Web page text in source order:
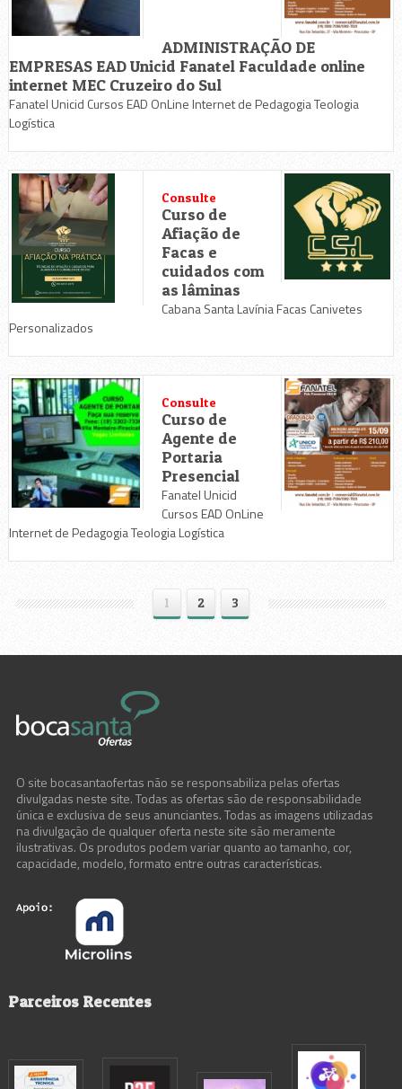
ADMINISTRAÇÃO DE
EMPRESAS EAD Unicid Fanatel Faculdade online
internet MEC Cruzeiro do Sul
Fanatel Unicid Cursos EAD OnLine Internet de Pedagogia Teologia
Logística
Consulte
Curso de
Afiação de
Facas e
cuidados com
as lâminas
Cabana Santa Lavínia Facas Canivetes
Personalizados
Consulte
Curso de
Agente de
Portaria
Presencial
Fanatel Unicid
Cursos EAD OnLine
Internet de Pedagogia Teologia Logística
1 2 3
O site bocasantaofertas não se responsabiliza pelas ofertas
divulgadas neste site. Todas as ofertas são de responsabilidade
única e exclusiva de seus anunciantes. Todas as imagens utilizadas
na divulgação de qualquer oferta neste site são meramente
ilustrativas. Os produtos podem variar quanto ao tamanho, cor,
capacidade, modelo, formato entre outras características.
Parceiros Recentes